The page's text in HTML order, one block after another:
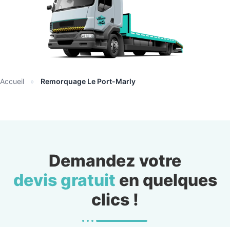
Accueil » Remorquage Le Port-Marly
Demandez votre
devis gratuit en quelques
clics !